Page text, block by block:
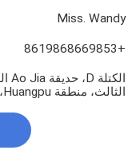
Miss. Wandy
+8619868669853
الثالث، منطقة Huangpu، قوانغتشو، قوانغدونغ، الصين